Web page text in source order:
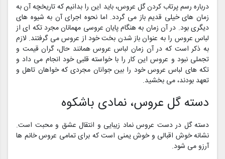
درباره رسم پرتاب کردن گل عروس، باید این را بدانیم که تاریخچه آن به
زمان‌‌‌‌ های خیلی قدیم باز می‌ گردد. اما نحوه اجرای آن به شیوه‌‌‌‌ های
دیگری بود. در آن زمان به هنگام پایان عروسی مهمانان مجرد تکه ای از
لباس عروس را به عنوان باز شدن بخت خود از عروس می‌ گرفتند. لازم
به ذکر است که در آن زمان لباس عروس همانند حال، گران قیمت و
تجملی نبود و عروس این کار را با خواسته قلبی خود انجام می داد و
تکه های لباس عروس خود را بین جوانان مجردی که خواهان تاهل و
تعهد بودند، می بخشید.
دسته گل عروس، نمادی باشکوه
دسته گل در دست عروس نماد زیبایی و انتقال عشق و محبت است.
نشانه خوش اقبالی و خوش یمنی است که برای تمامی عروس خانم ها
آرزو می شود.